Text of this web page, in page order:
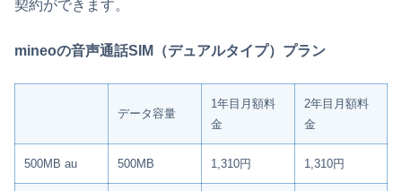
契約ができます。
mineoの音声通話SIM（デュアルタイプ）プラン
データ容量
1年目月額料
金
2年目月額料
金
500MB au 500MB 1,310円 1,310円